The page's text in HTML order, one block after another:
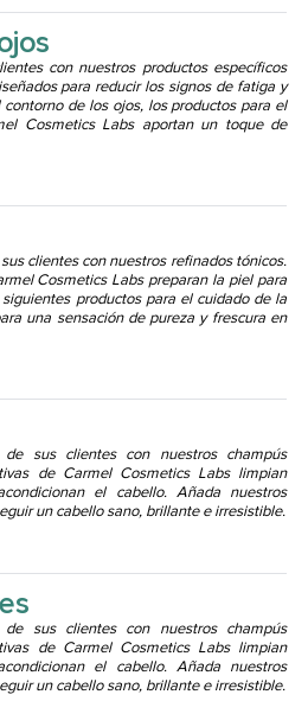
con nuestros productos específicos
para reducir los signos de fatiga y
de los ojos, los productos para el
Cosmetics Labs aportan un toque de
clientes con nuestros refinados tónicos.
Cosmetics Labs preparan la piel para
productos para el cuidado de la
una sensación de pureza y frescura en
sus clientes con nuestros champús
de Carmel Cosmetics Labs limpian
el cabello. Añada nuestros
un cabello sano, brillante e irresistible.
sus clientes con nuestros champús
de Carmel Cosmetics Labs limpian
el cabello. Añada nuestros
un cabello sano, brillante e irresistible.